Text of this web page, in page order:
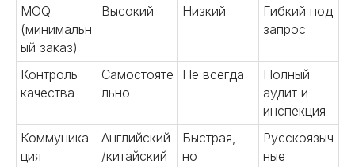
MOQ
(минимальн
ый заказ)
Высокий Низкий
Гибкий под
запрос
Контроль
качества
Самостояте
льно
Не всегда
Полный
аудит и
инспекция
Коммуника
ция
Английский
/китайский
Быстрая,
но
Русскоязыч
ные